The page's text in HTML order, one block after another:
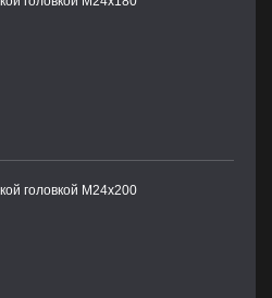
головкой М24х200